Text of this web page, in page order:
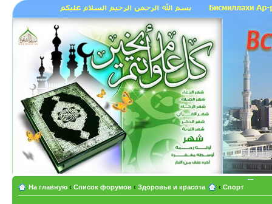
На главную ‹ Список форумов ‹ Здоровье и красота ‹ Спорт